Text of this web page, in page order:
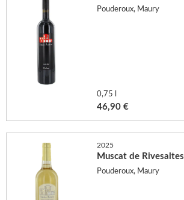
Pouderoux, Maury
0,75 l
46,90 €
2025
Muscat de Rivesaltes
Pouderoux, Maury